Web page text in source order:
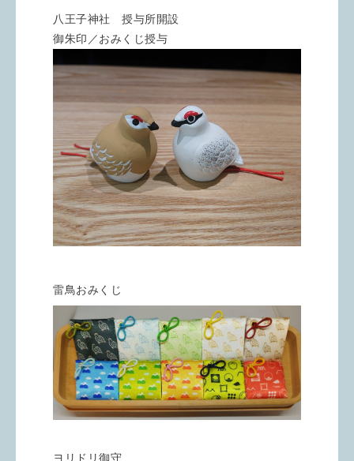
八王子神社 授与所開設
御朱印／おみくじ授与
雷鳥おみくじ
ヨリドリ御守